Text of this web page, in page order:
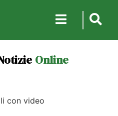
Online
con video